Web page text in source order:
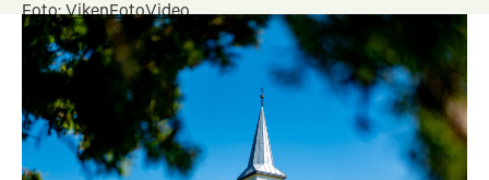
Foto:VikenFotoVideo